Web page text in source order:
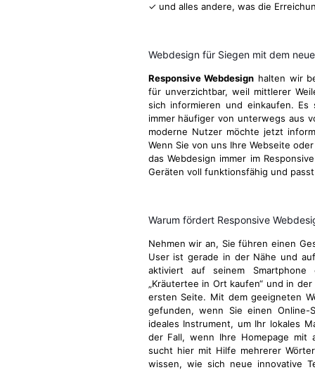
✓ und alles andere, was die
Webdesign für Siegen mit dem
Responsive Webdesign halten wir
für unverzichtbar, weil mittlerer
sich informieren und einkaufen.
immer häufiger von unterwegs aus
moderne Nutzer möchte jetzt
Wenn Sie von uns Ihre Webseite
das Webdesign immer im
Geräten voll funktionsfähig und
Warum fördert Responsive
Nehmen wir an, Sie führen einen
User ist gerade in der Nähe und
aktiviert auf seinem
„Kräutertee in Ort kaufen“ und in
ersten Seite. Mit dem geeigneten
gefunden, wenn Sie einen
ideales Instrument, um Ihr lokales
der Fall, wenn Ihre Homepage mit
sucht hier mit Hilfe mehrerer
wissen, wie sich neue innovative